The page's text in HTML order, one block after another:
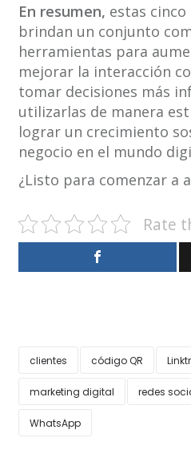
En resumen, estas
brindan un conjunto
herramientas para
mejorar la interacción
tomar decisiones más
utilizarlas de manera
lograr un crecimiento
negocio en el mundo
¿Listo para comenzar a
Rate
clientes código QR
marketing digital redes
WhatsApp